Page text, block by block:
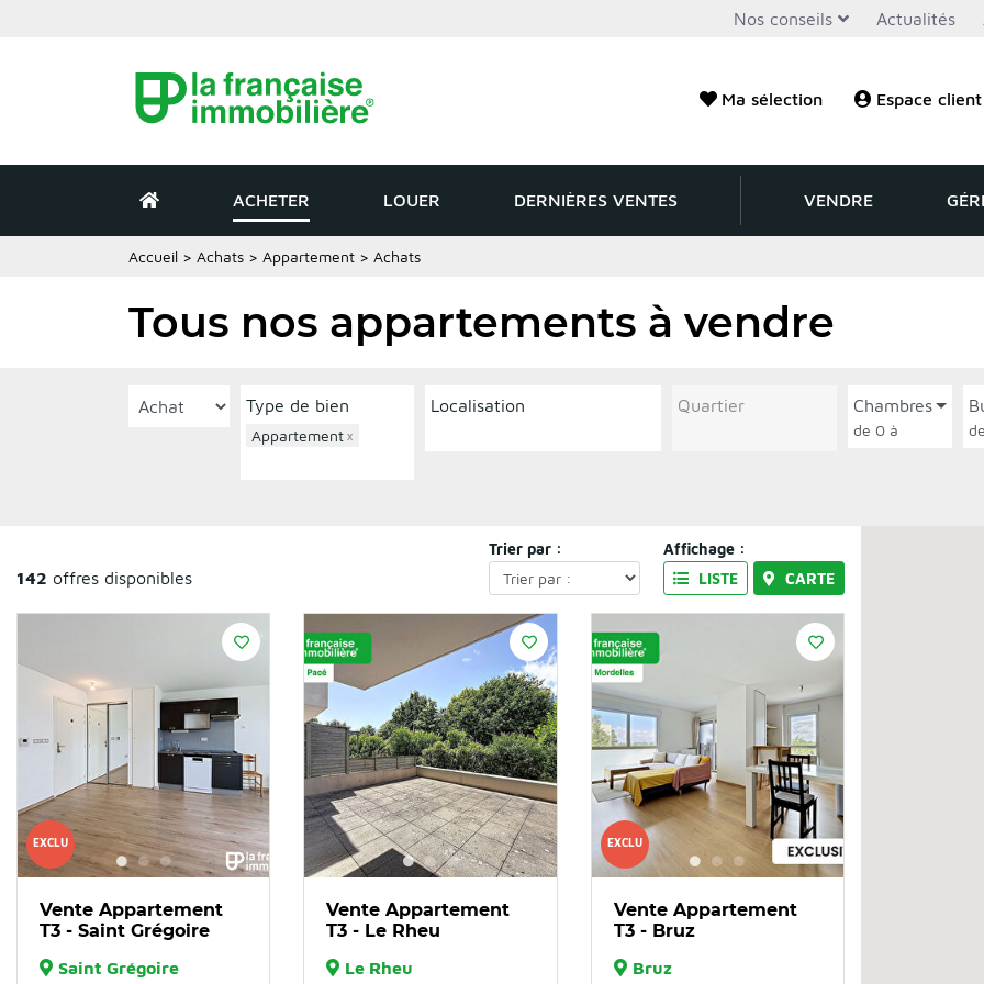
Nos conseils Actualités
Ma sélection Espace client
ACHETER LOUER DERNIÈRES VENTES VENDRE
Accueil > Achats > Appartement > Achats
Tous nos appartements à vendre
Type de bien
×
Appartement
Localisation Quartier Chambres
de 0 à
142 offres disponibles
Trier par : Affichage :
LISTE CARTE
EXCLU
Vente Appartement
T3 - Saint Grégoire
Saint Grégoire
Vente Appartement
T3 - Le Rheu
Le Rheu
EXCLU
Vente Appartement
T3 - Bruz
Bruz